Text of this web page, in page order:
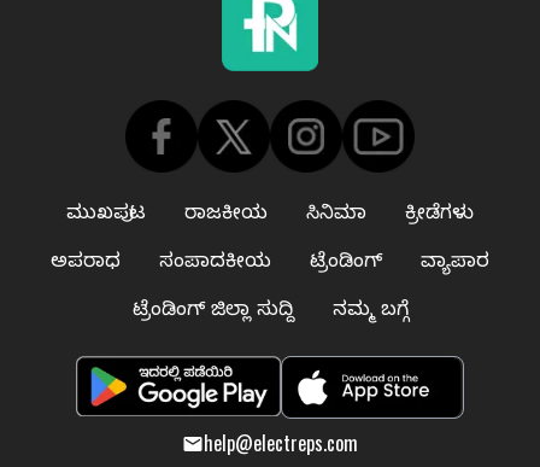
ಮುಖಪುಟ ರಾಜಕೀಯ ಸಿನಿಮಾ
ಕ್ರೀಡೆಗಳು
ಅಪರಾಧ
ಸಂಪಾದಕೀಯ ಟ್ರೆಂಡಿಂಗ್
ವ್ಯಾಪಾರ
ಟ್ರೆಂಡಿಂಗ್ ಜಿಲ್ಲಾ ಸುದ್ದಿ
ನಮ್ಮ ಬಗ್ಗೆ
help@electreps.com